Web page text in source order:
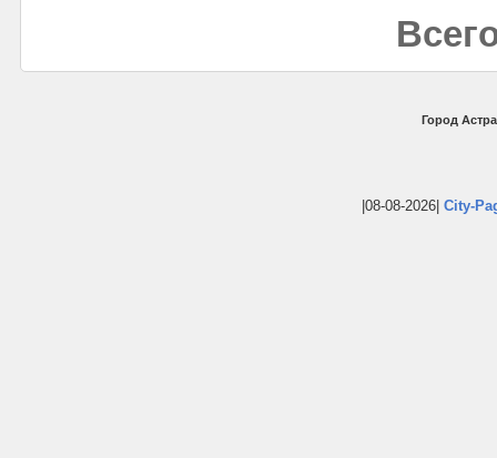
Город
|08-08-2026| City-